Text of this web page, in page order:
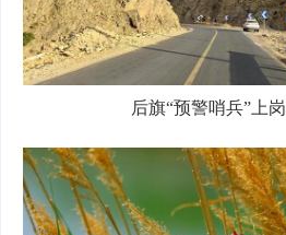
后旗“预警哨兵”上岗